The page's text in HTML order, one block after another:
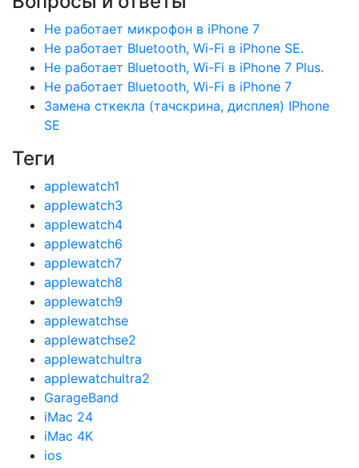
Не работает микрофон в iPhone 7
Не работает Bluetooth, Wi-Fi в iPhone SE.
Не работает Bluetooth, Wi-Fi в iPhone 7 Plus.
Не работает Bluetooth, Wi-Fi в iPhone 7
Замена сткекла (тачскрина, дисплея) IPhone
SE
Теги
applewatch1
applewatch3
applewatch4
applewatch6
applewatch7
applewatch8
applewatch9
applewatchse
applewatchse2
applewatchultra
applewatchultra2
GarageBand
iMac 24
iMac 4K
ios